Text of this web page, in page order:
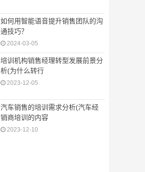
如何用智能语音提升销售团队的沟
通技巧？
2024-03-05
培训机构销售经理转型发展前景分
析(为什么转行
2023-12-05
汽车销售的培训需求分析(汽车经
销商培训的内容
2023-12-10